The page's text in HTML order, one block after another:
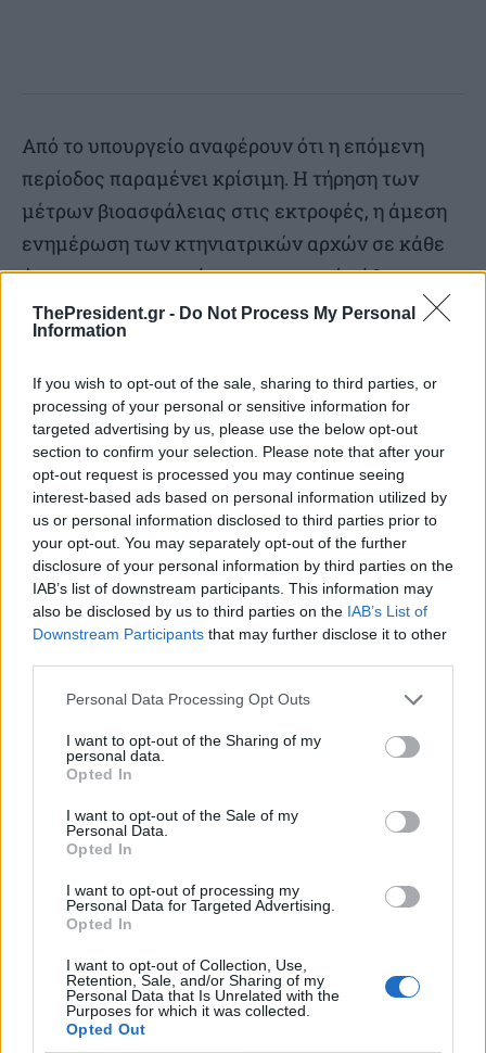
ThePresident.gr - Do Not Process My Personal
Information
If you wish to opt-out of the sale, sharing to third parties, or
processing of your personal or sensitive information for
targeted advertising by us, please use the below opt-out
section to confirm your selection. Please note that after your
opt-out request is processed you may continue seeing
interest-based ads based on personal information utilized by
us or personal information disclosed to third parties prior to
your opt-out. You may separately opt-out of the further
disclosure of your personal information by third parties on the
IAB’s list of downstream participants. This information may
also be disclosed by us to third parties on the IAB’s List of
Downstream Participants that may further disclose it to other
Personal Data Processing Opt Outs
I want to opt-out of the Sharing of my
personal data.
Opted In
I want to opt-out of the Sale of my
Personal Data.
Opted In
I want to opt-out of processing my
Personal Data for Targeted Advertising.
Opted In
I want to opt-out of Collection, Use,
Retention, Sale, and/or Sharing of my
Personal Data that Is Unrelated with the
Purposes for which it was collected.
Opted Out
Από το υπουργείο αναφέρουν ότι η επόμενη
περίοδος παραμένει κρίσιμη. Η τήρηση των
μέτρων βιοασφάλειας στις εκτροφές, η άμεση
ενημέρωση των κτηνιατρικών αρχών σε κάθε
ύποπτο περιστατικό και η αποφυγή κάθε μη
επιτρεπόμενης μετακίνησης ζώων αποτελούν
βασικές προϋποθέσεις για να συνεχιστεί η
αποκλιμάκωση.
Οι έλεγχοι θα συνεχιστούν στοχευμένα, ιδίως
σε περιοχές όπου υπάρχει επιδημιολογικό
ενδιαφέρον ή αυξημένος κίνδυνος
μετακινήσεων. Σύμφωνα με αρμόδιες πηγές, θα
διατηρηθεί το επιχειρησιακό πλέγμα
προστασίας που έχει δημιουργηθεί, με στόχο
τον περαιτέρω περιορισμό της νόσου και την
προστασία της ελληνικής αιγοπροβατοτροφίας.
Αιγοπρόβατα
Διαβάστε επίσης